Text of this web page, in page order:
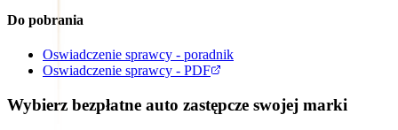
Do pobrania
Oswiadczenie sprawcy - poradnik
Oswiadczenie sprawcy - PDF
Wybierz bezpłatne auto zastępcze swojej marki